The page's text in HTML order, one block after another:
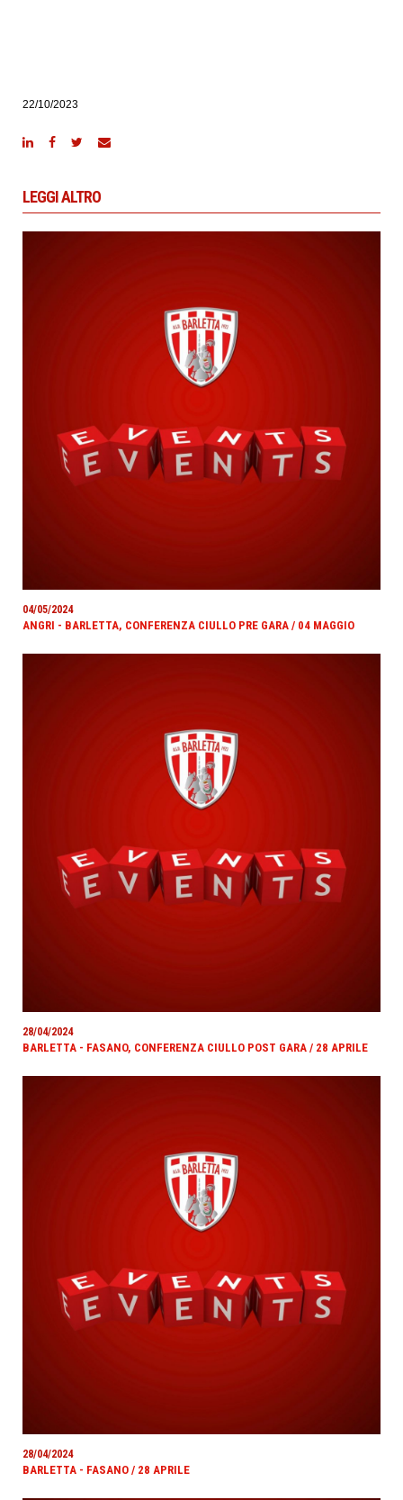
22/10/2023
LEGGI ALTRO
04/05/2024
ANGRI - BARLETTA, CONFERENZA CIULLO PRE GARA / 04 MAGGIO
28/04/2024
BARLETTA - FASANO, CONFERENZA CIULLO POST GARA / 28 APRILE
28/04/2024
BARLETTA - FASANO / 28 APRILE